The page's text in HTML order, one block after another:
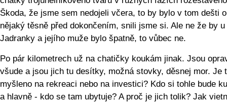
Škoda, že jsme sem nedojeli včera, to by bylo v tom dešti
nějaký těsně před dokončením, snili jsme si. Ale ne že by u
Jadranky a jejího muže bylo špatně, to vůbec ne.
Po pár kilometrech už na chatičky koukám jinak. Jsou
všude a jsou jich tu desítky, možná stovky, děsnej mor. Je
myšleno na rekreaci nebo na investici? Kdo si tohle bude
a hlavně - kdo se tam ubytuje? A proč je jich tolik? Jak